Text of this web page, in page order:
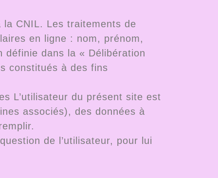
la CNIL. Les traitements de
en ligne : nom, prénom,
définie dans la « Délibération
constitués à des fins
L’utilisateur du présent site est
associés), des données à
de l’utilisateur, pour lui